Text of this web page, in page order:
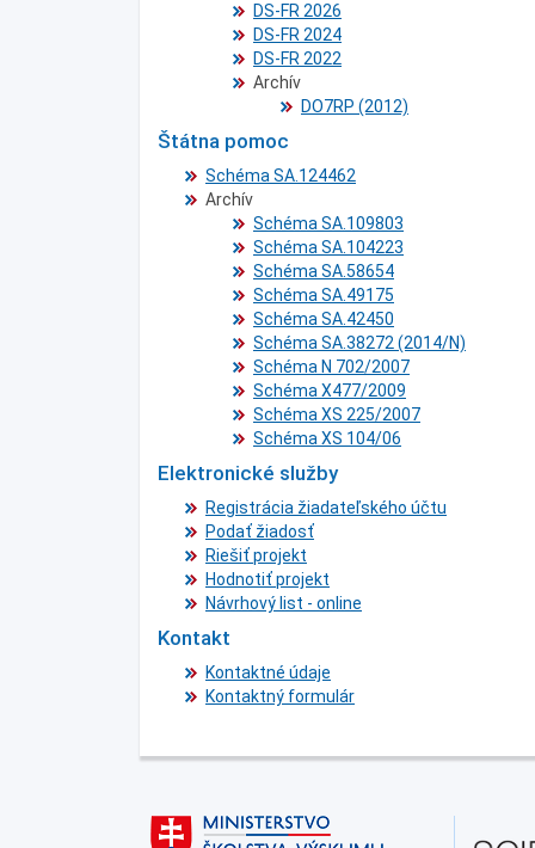
DS-FR 2026
DS-FR 2024
DS-FR 2022
Archív
DO7RP (2012)
Štátna pomoc
Schéma SA.124462
Archív
Schéma SA.109803
Schéma SA.104223
Schéma SA.58654
Schéma SA.49175
Schéma SA.42450
Schéma SA.38272 (2014/N)
Schéma N 702/2007
Schéma X477/2009
Schéma XS 225/2007
Schéma XS 104/06
Elektronické služby
Registrácia žiadateľského účtu
Podať žiadosť
Riešiť projekt
Hodnotiť projekt
Návrhový list - online
Kontakt
Kontaktné údaje
Kontaktný formulár